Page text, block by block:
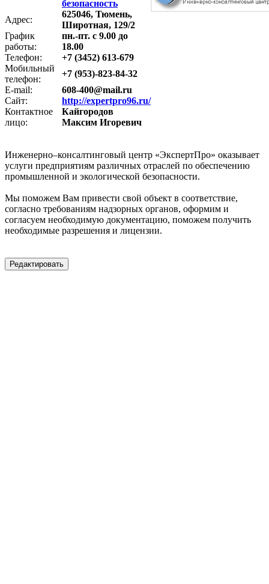
безопасность
Адрес:
625046, Тюмень,
Широтная, 129/2
График
работы:
пн.-пт. с 9.00 до
18.00
Телефон:
+7 (3452) 613-679
Мобильный
телефон:
+7 (953)-823-84-32
E-mail:
608-400@mail.ru
Сайт:
http://expertpro96.ru/
Контактное
лицо:
Кайгородов
Максим Игоревич
Инженерно–консалтинговый центр «ЭкспертПро» оказывает
услуги предприятиям различных отраслей по обеспечению
промышленной и экологической безопасности.
Мы поможем Вам привести свой объект в соответствие,
согласно требованиям надзорных органов, оформим и
согласуем необходимую документацию, поможем получить
необходимые разрешения и лицензии.